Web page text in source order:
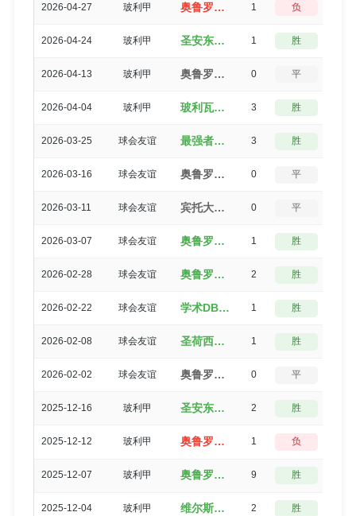
2026-04-27 玻利甲 奥鲁罗（2-3）最强者 1 负
2026-04-24 玻利甲 圣安东尼奥布鲁布鲁（2-1）奥鲁罗 1 胜
2026-04-13 玻利甲 奥鲁罗（2-2）布鲁明 0 平
2026-04-04 玻利甲 玻利瓦尔（5-2）奥鲁罗 3 胜
2026-03-25 球会友谊 最强者（4-1）奥鲁罗 3 胜
2026-03-16 球会友谊 奥鲁罗（1-1）最强者 0 平
2026-03-11 球会友谊 宾托大学生（1-1）奥鲁罗 0 平
2026-03-07 球会友谊 奥鲁罗（4-3）宾托大学生 1 胜
2026-02-28 球会友谊 奥鲁罗（3-1）学术DB 2 胜
2026-02-22 球会友谊 学术DB（2-1）奥鲁罗 1 胜
2026-02-08 球会友谊 圣荷西德奥罗（3-2）奥鲁罗 1 胜
2026-02-02 球会友谊 奥鲁罗（1-1）圣荷西德奥罗 0 平
2025-12-16 玻利甲 圣安东尼奥布鲁布鲁（5-3）奥鲁罗 2 胜
2025-12-12 玻利甲 奥鲁罗（1-2）国民波托西 1 负
2025-12-07 玻利甲 奥鲁罗（10-1）布鲁明 9 胜
2025-12-04 玻利甲 维尔斯特曼（3-1）奥鲁罗 2 胜